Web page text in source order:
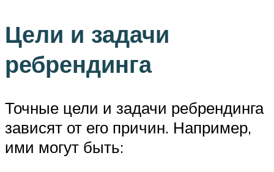
Цели и задачи
ребрендинга
Точные цели и задачи ребрендинга
зависят от его причин. Например,
ими могут быть: